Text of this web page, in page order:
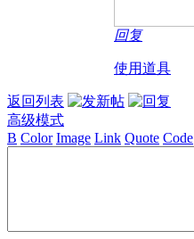
回复
使用道具
返回列表
高级模式
B Color Image Link Quote Code